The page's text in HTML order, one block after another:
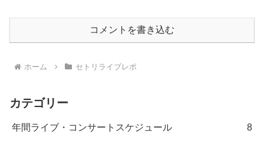
コメントを書き込む
ホーム セトリライブレポ
カテゴリー
年間ライブ・コンサートスケジュール 8